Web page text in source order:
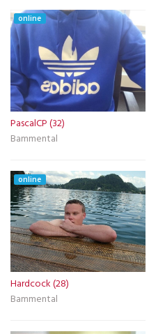
online
PascalCP (32)
Bammental
online
Hardcock (28)
Bammental